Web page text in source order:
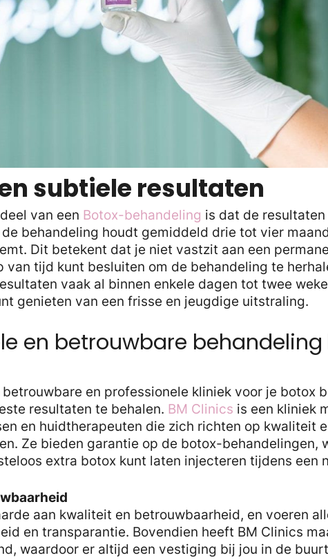
subtiele resultaten
van een Botox-behandeling is dat de
behandeling houdt gemiddeld drie tot vier
Dit betekent dat je niet vastzit aan een
van tijd kunt besluiten om de behandeling te
vaak al binnen enkele dagen tot twee
genieten van een frisse en jeugdige uitstraling.
en betrouwbare behandeling
en professionele kliniek voor je botox
resultaten te behalen. BM Clinics is een kliniek
en huidtherapeuten die zich richten op kwaliteit
Ze bieden garantie op de botox-behandelingen,
extra botox kunt laten injecteren tijdens een
aan kwaliteit en betrouwbaarheid, en voeren
en transparantie. Bovendien heeft BM Clinics
waardoor er altijd een vestiging bij jou in de